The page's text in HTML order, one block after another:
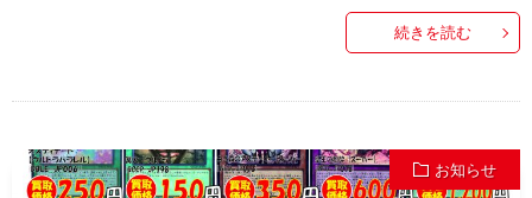
続きを読む
お知らせ